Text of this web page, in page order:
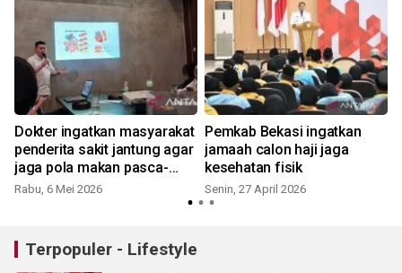
Dokter ingatkan masyarakat
penderita sakit jantung agar
jaga pola makan pasca-
operasi
Rabu, 6 Mei 2026
Pemkab Bekasi ingatkan
jamaah calon haji jaga
kesehatan fisik
Senin, 27 April 2026
Terpopuler - Lifestyle